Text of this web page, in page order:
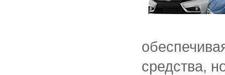
средства,